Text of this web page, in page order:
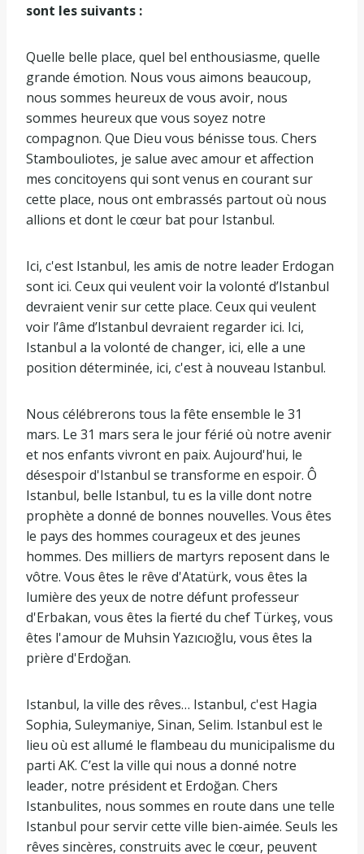
sont les suivants :
Quelle belle place, quel bel enthousiasme, quelle
grande émotion. Nous vous aimons beaucoup,
nous sommes heureux de vous avoir, nous
sommes heureux que vous soyez notre
compagnon. Que Dieu vous bénisse tous. Chers
Stambouliotes, je salue avec amour et affection
mes concitoyens qui sont venus en courant sur
cette place, nous ont embrassés partout où nous
allions et dont le cœur bat pour Istanbul.
Ici, c'est Istanbul, les amis de notre leader Erdogan
sont ici. Ceux qui veulent voir la volonté d’Istanbul
devraient venir sur cette place. Ceux qui veulent
voir l’âme d’Istanbul devraient regarder ici. Ici,
Istanbul a la volonté de changer, ici, elle a une
position déterminée, ici, c'est à nouveau Istanbul.
Nous célébrerons tous la fête ensemble le 31
mars. Le 31 mars sera le jour férié où notre avenir
et nos enfants vivront en paix. Aujourd'hui, le
désespoir d'Istanbul se transforme en espoir. Ô
Istanbul, belle Istanbul, tu es la ville dont notre
prophète a donné de bonnes nouvelles. Vous êtes
le pays des hommes courageux et des jeunes
hommes. Des milliers de martyrs reposent dans le
vôtre. Vous êtes le rêve d'Atatürk, vous êtes la
lumière des yeux de notre défunt professeur
d'Erbakan, vous êtes la fierté du chef Türkeş, vous
êtes l'amour de Muhsin Yazıcıoğlu, vous êtes la
prière d'Erdoğan.
Istanbul, la ville des rêves… Istanbul, c'est Hagia
Sophia, Suleymaniye, Sinan, Selim. Istanbul est le
lieu où est allumé le flambeau du municipalisme du
parti AK. C’est la ville qui nous a donné notre
leader, notre président et Erdoğan. Chers
Istanbulites, nous sommes en route dans une telle
Istanbul pour servir cette ville bien-aimée. Seuls les
rêves sincères, construits avec le cœur, peuvent